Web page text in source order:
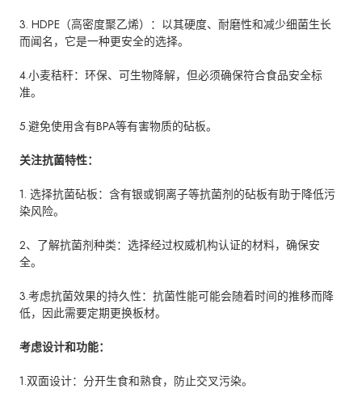
3. HDPE（高密度聚乙烯）：以其硬度、耐磨性和减少细菌生长
而闻名，它是一种更安全的选择。
4.小麦秸秆：环保、可生物降解，但必须确保符合食品安全标
准。
5.避免使用含有BPA等有害物质的砧板。
关注抗菌特性：
1. 选择抗菌砧板：含有银或铜离子等抗菌剂的砧板有助于降低污
染风险。
2、了解抗菌剂种类：选择经过权威机构认证的材料，确保安
全。
3.考虑抗菌效果的持久性：抗菌性能可能会随着时间的推移而降
低，因此需要定期更换板材。
考虑设计和功能：
1.双面设计：分开生食和熟食，防止交叉污染。